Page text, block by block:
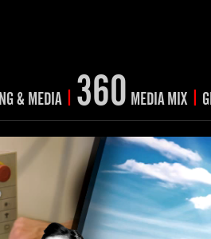
& MEDIA
advertising
advertising
Media video shorts
| 360 MEDIA MIX |